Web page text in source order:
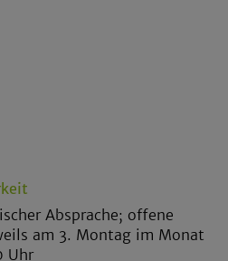
Absprache; offene
am 3. Montag im Monat
Uhr